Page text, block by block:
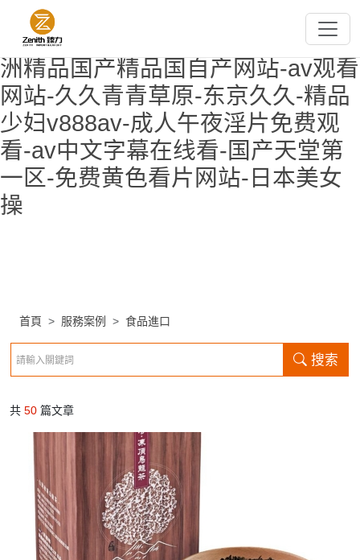
欧美午夜精品-超碰小说-国产片91-
国产精品自拍第一页-国产六区-亚
洲精品国产精品国自产网站-av观看
网站-久久青青草原-东京久久-精品
少妇v888av-成人午夜淫片免费观
看-av中文字幕在线看-国产天堂第
一区-免费黄色看片网站-日本美女
操
首頁 服務案例 食品進口
搜索
共 50 篇文章